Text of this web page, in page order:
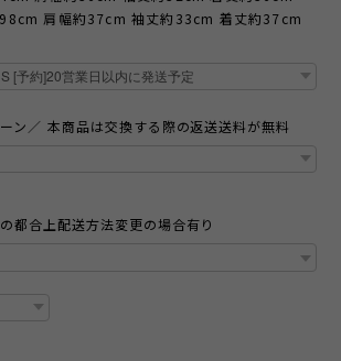
肩幅約37cm 袖丈約33cm 着丈約37cm
ン／ 本商品は交換する際の返送送料が無料
都合上配送方法変更の場合有り